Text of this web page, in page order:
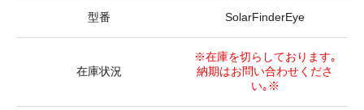
型番 SolarFinderEye
在庫状況
※在庫を切らしております｡
納期はお問い合わせくださ
い｡※